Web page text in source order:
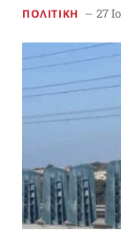
ΠΟΛΙΤΙΚΗ 27